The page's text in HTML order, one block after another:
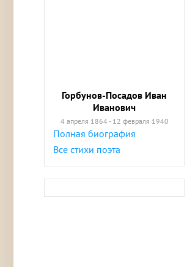
Горбунов-Посадов Иван
Иванович
4 апреля 1864 - 12 февраля 1940
Полная биография
Все стихи поэта